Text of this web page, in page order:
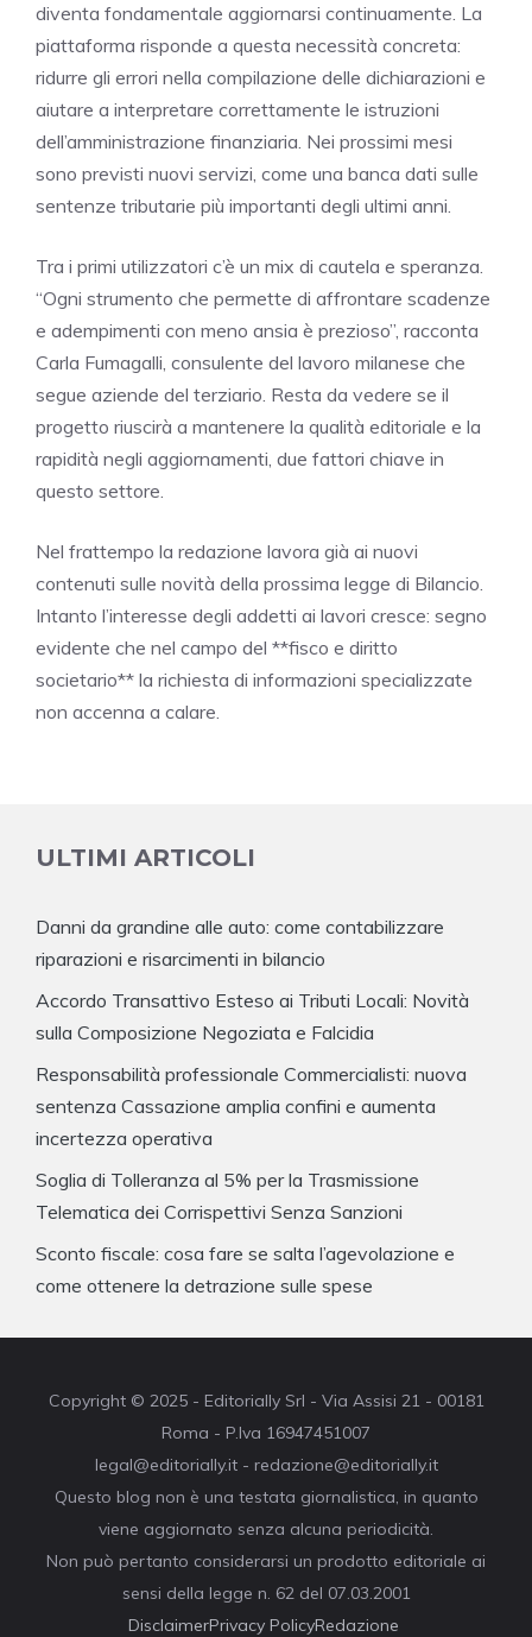
diventa fondamentale aggiornarsi continuamente. La
piattaforma risponde a questa necessità concreta:
ridurre gli errori nella compilazione delle dichiarazioni e
aiutare a interpretare correttamente le istruzioni
dell’amministrazione finanziaria. Nei prossimi mesi
sono previsti nuovi servizi, come una banca dati sulle
sentenze tributarie più importanti degli ultimi anni.
Tra i primi utilizzatori c’è un mix di cautela e speranza.
“Ogni strumento che permette di affrontare scadenze
e adempimenti con meno ansia è prezioso”, racconta
Carla Fumagalli, consulente del lavoro milanese che
segue aziende del terziario. Resta da vedere se il
progetto riuscirà a mantenere la qualità editoriale e la
rapidità negli aggiornamenti, due fattori chiave in
questo settore.
Nel frattempo la redazione lavora già ai nuovi
contenuti sulle novità della prossima legge di Bilancio.
Intanto l’interesse degli addetti ai lavori cresce: segno
evidente che nel campo del **fisco e diritto
societario** la richiesta di informazioni specializzate
non accenna a calare.
ULTIMI ARTICOLI
Danni da grandine alle auto: come contabilizzare
riparazioni e risarcimenti in bilancio
Accordo Transattivo Esteso ai Tributi Locali: Novità
sulla Composizione Negoziata e Falcidia
Responsabilità professionale Commercialisti: nuova
sentenza Cassazione amplia confini e aumenta
incertezza operativa
Soglia di Tolleranza al 5% per la Trasmissione
Telematica dei Corrispettivi Senza Sanzioni
Sconto fiscale: cosa fare se salta l’agevolazione e
come ottenere la detrazione sulle spese
Copyright © 2025 - Editorially Srl - Via Assisi 21 - 00181
Roma - P.Iva 16947451007
legal@editorially.it - redazione@editorially.it
Questo blog non è una testata giornalistica, in quanto
viene aggiornato senza alcuna periodicità.
Non può pertanto considerarsi un prodotto editoriale ai
sensi della legge n. 62 del 07.03.2001
DisclaimerPrivacy PolicyRedazione